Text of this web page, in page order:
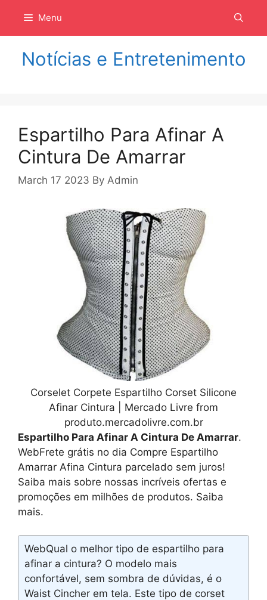
isi
Menu
Notícias e Entretenimento
Espartilho Para Afinar A
Cintura De Amarrar
March 17 2023 By Admin
Corselet Corpete Espartilho Corset Silicone
Afinar Cintura | Mercado Livre from
produto.mercadolivre.com.br
Espartilho Para Afinar A Cintura De Amarrar.
WebFrete grátis no dia Compre Espartilho
Amarrar Afina Cintura parcelado sem juros!
Saiba mais sobre nossas incríveis ofertas e
promoções em milhões de produtos. Saiba
mais.
WebQual o melhor tipo de espartilho para
afinar a cintura? O modelo mais
confortável, sem sombra de dúvidas, é o
Waist Cincher em tela. Este tipo de corset